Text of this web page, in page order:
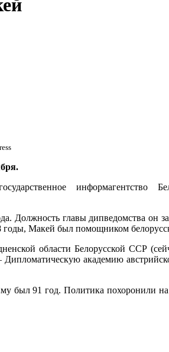
информагентство
Должность главы дипведомства он
Макей был помощником
области Белорусской ССР
академию
был 91 год. Политика похоронили